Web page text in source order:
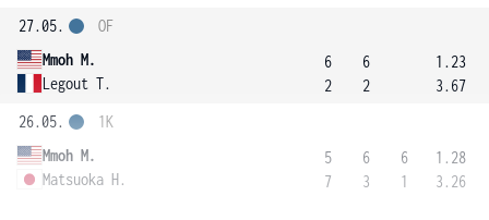
27.05.
Mmoh M.
Legout T.
OF
6
2
6
2
1.23
3.67
26.05.
Mmoh M.
Matsuoka H.
1K
5
7
6
3
6
1
1.28
3.26